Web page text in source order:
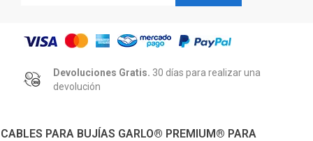
Devoluciones Gratis. 30 días para realizar una
devolución
CABLES PARA BUJÍAS GARLO® PREMIUM® PARA